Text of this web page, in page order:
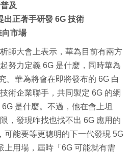
及
出正著手研發 6G 技術
向市場
師大會上表示，華為目前有兩方
努力定義 6G 是什麼，同時華為
。華為將會在即將發布的 6G 白
術企業聯手，共同製定 6G 的網
是什麼。不過，他在會上坦
，發現咋找也找不出 6G 應用的
可能要等更聰明的下一代發現 5G
上用場，屆時「6G 可能就有需